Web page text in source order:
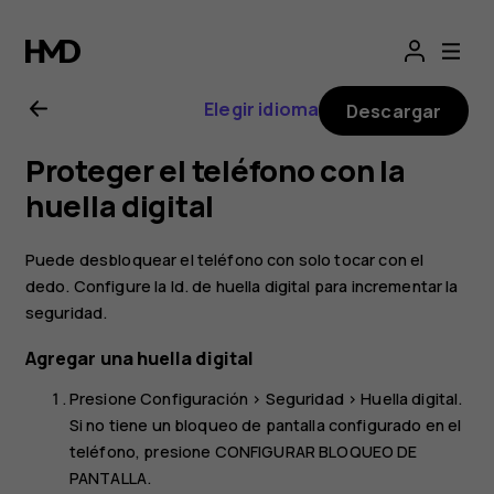
Manual
del
usuario
de
Nokia 5
Elegir idioma Descargar
Proteger el teléfono con la
huella digital
Puede desbloquear el teléfono con solo tocar con el
dedo. Configure la Id. de huella digital para incrementar la
seguridad.
Agregar una huella digital
PresioneConfiguración > Seguridad >Huella digital.
Si no tiene un bloqueo de pantalla configurado en el
teléfono, presione CONFIGURAR BLOQUEO DE
PANTALLA.